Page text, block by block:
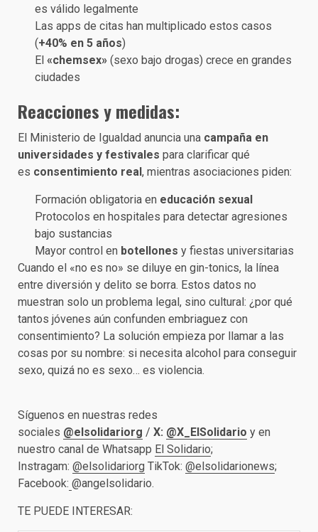
es válido legalmente
Las apps de citas han multiplicado estos casos
(+40% en 5 años)
El «chemsex» (sexo bajo drogas) crece en grandes
ciudades
Reacciones y medidas:
El Ministerio de Igualdad anuncia una campaña en
universidades y festivales para clarificar qué
es consentimiento real, mientras asociaciones piden:
Formación obligatoria en educación sexual
Protocolos en hospitales para detectar agresiones
bajo sustancias
Mayor control en botellones y fiestas universitarias
Cuando el «no es no» se diluye en gin-tonics, la línea
entre diversión y delito se borra. Estos datos no
muestran solo un problema legal, sino cultural: ¿por qué
tantos jóvenes aún confunden embriaguez con
consentimiento? La solución empieza por llamar a las
cosas por su nombre: si necesita alcohol para conseguir
sexo, quizá no es sexo… es violencia.
Síguenos en nuestras redes
sociales @elsolidariorg / X: @X_ElSolidario y en
nuestro canal de Whatsapp El Solidario;
Instragam: @elsolidariorg TikTok: @elsolidarionews;
Facebook: @angelsolidario.
TE PUEDE INTERESAR: